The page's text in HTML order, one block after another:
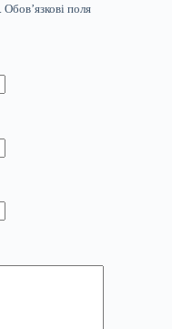
Обов’язкові поля